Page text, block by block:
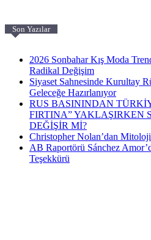
Son Yazılar
2026 Sonbahar Kış Moda
Radikal Değişim
Siyaset Sahnesinde Kurultay
Geleceğe Hazırlanıyor
RUS BASININDAN
FIRTINA” YAKLAŞIRKEN
DEĞİŞİR Mİ?
Christopher Nolan’dan
AB Raportörü Sánchez
Teşekkürü